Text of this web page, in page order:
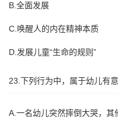
B.全面发展
C.唤醒人的内在精神本质
D.发展儿童“生命的规则”
23.下列行为中，属于幼儿有意
A.一名幼儿突然摔倒大哭，其